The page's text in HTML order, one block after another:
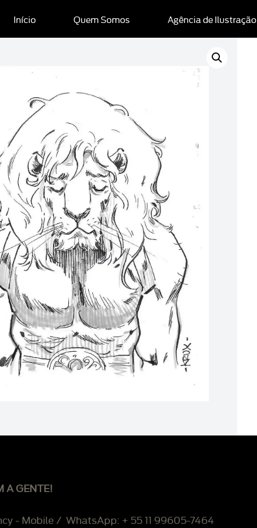
Início Quem Somos Agência de Ilustração
A GENTE!
- Mobile / WhatsApp: + 55 11 99605-7464